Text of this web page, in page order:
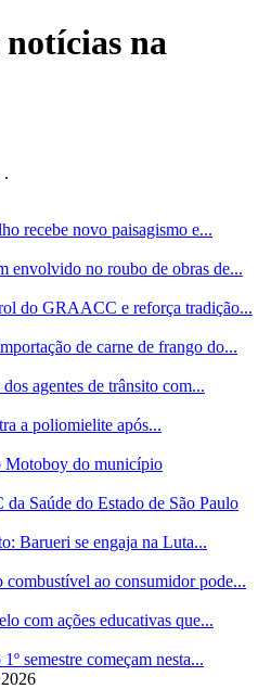
na
.
recebe novo paisagismo e...
envolvido no roubo de obras de...
do GRAACC e reforça tradição...
de carne de frango do...
agentes de trânsito com...
a poliomielite após...
Motoboy do município
Saúde do Estado de São Paulo
Barueri se engaja na Luta...
combustível ao consumidor pode...
com ações educativas que...
semestre começam nesta...